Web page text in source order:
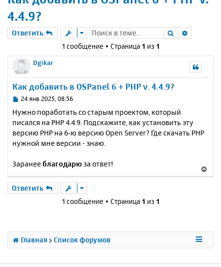
4.4.9?
Ответить Поиск
1 сообщение • Страница 1 из 1
Dgikar
Как добавить в OSPanel 6 + PHP v. 4.4.9?
С
о
б
щ
е
е
24 янв 2025, 08:56
Нужно поработать со старым проектом, который
писался на PHP 4.4.9. Подскажите, как установить эту
версию PHP на 6-ю версию Open Server? Где скачать PHP
нужной мне версии - знаю.
Заранееблагодарюза ответ!
е
с
н
Ответить
1 сообщение • Страница 1 из 1
Главная Список форумов